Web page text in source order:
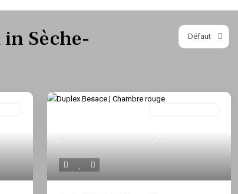
Défaut
Sèche-
Previous Next